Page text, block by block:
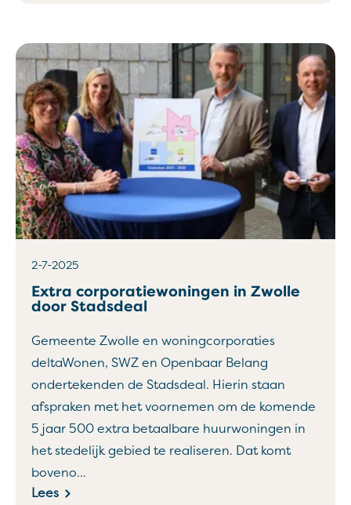
Extra corporatiewoningen in Zwolle
door Stadsdeal
2-7-2025
Gemeente Zwolle en woningcorporaties
deltaWonen, SWZ en Openbaar Belang
ondertekenden de Stadsdeal. Hierin staan
afspraken met het voornemen om de komende
5 jaar 500 extra betaalbare huurwoningen in
het stedelijk gebied te realiseren. Dat komt
boveno...
Lees